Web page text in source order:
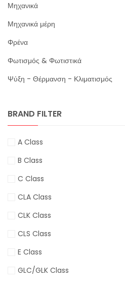
Μηχανικά
Μηχανικά μέρη
Φρένα
Φωτισμός & Φωτιστικά
Ψύξη - Θέρμανση - Κλιματισμός
BRAND FILTER
A Class
B Class
C Class
CLA Class
CLK Class
CLS Class
E Class
GLC/GLK Class